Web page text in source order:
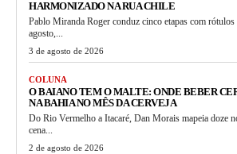
HARMONIZADO NA RUA CHILE
Pablo Miranda Roger conduz cinco etapas com
agosto,...
3 de agosto de 2026
COLUNA
O BAIANO TEM O MALTE: ONDE BEBER
NA BAHIA NO MÊS DA CERVEJA
Do Rio Vermelho a Itacaré, Dan Morais mapeia doze
cena...
2 de agosto de 2026